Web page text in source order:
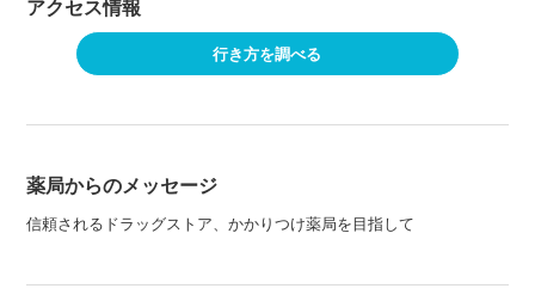
アクセス情報
行き方を調べる
薬局からのメッセージ
信頼されるドラッグストア、かかりつけ薬局を目指して